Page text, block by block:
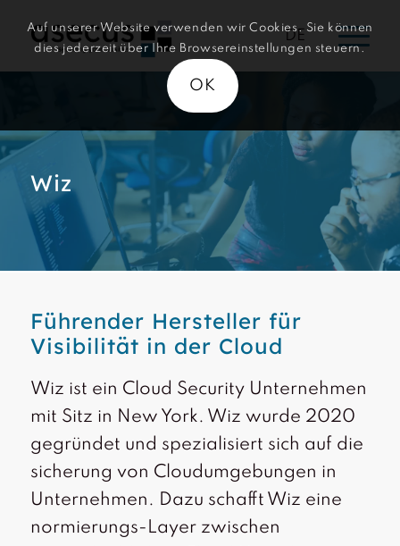
DE
Wiz
Führender Hersteller für
Visibilität in der Cloud
Wiz ist ein Cloud Security Unternehmen
mit Sitz in New York. Wiz wurde 2020
gegründet und spezialisiert sich auf die
sicherung von Cloudumgebungen in
Unternehmen. Dazu schafft Wiz eine
normierungs-Layer zwischen
Auf unserer Website verwenden wir Cookies. Sie können
dies jederzeit über Ihre Browsereinstellungen steuern.
OK